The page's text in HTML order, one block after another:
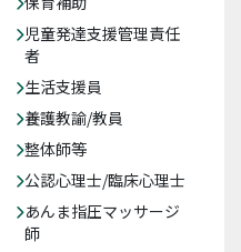
児童発達支援管理責任
者
生活支援員
養護教諭/教員
整体師等
公認心理士/臨床心理士
あんま指圧マッサージ
師